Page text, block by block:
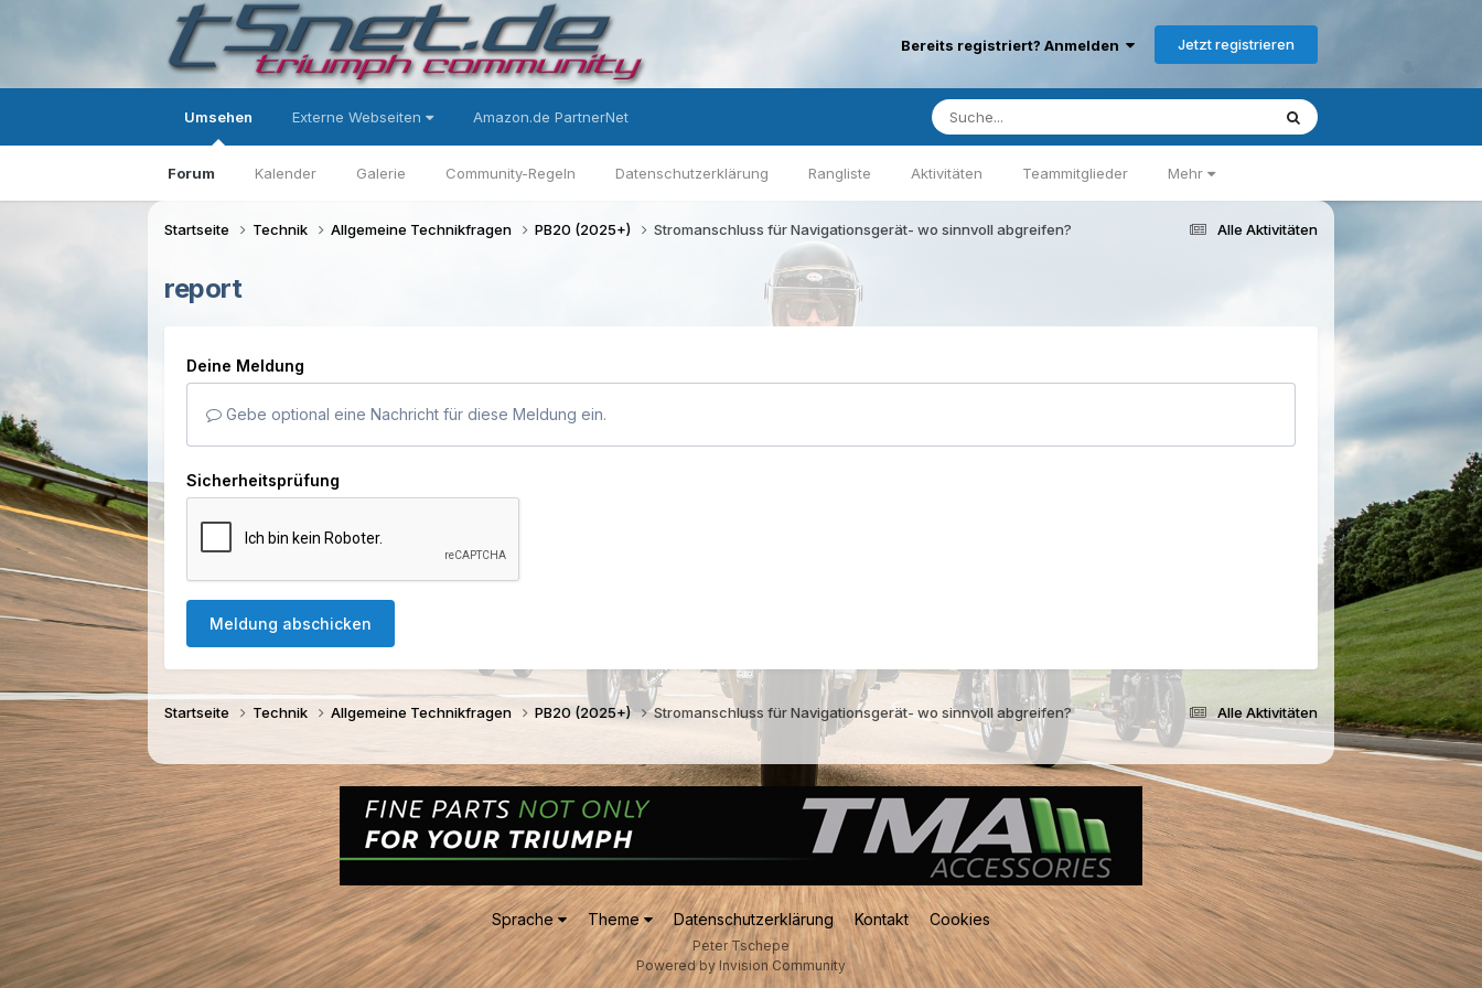
Bereits registriert? Anmelden Jetzt registrieren
Umsehen
Forum Kalender Galerie Community-Regeln Datenschutzerklärung Rangliste Aktivitäten Teammitglieder Mehr
Externe Webseiten Amazon.de PartnerNet
Alle Aktivitäten
Startseite Technik Allgemeine Technikfragen PB20 (2025+) Stromanschluss für Navigationsgerät- wo sinnvoll abgreifen?
report
Deine Meldung
Gebe optional eine Nachricht für diese Meldung ein.
Sicherheitsprüfung
Meldung abschicken
Alle Aktivitäten
Startseite Technik Allgemeine Technikfragen PB20 (2025+) Stromanschluss für Navigationsgerät- wo sinnvoll abgreifen?
Sprache Theme Datenschutzerklärung Kontakt Cookies
Peter Tschepe
Powered by Invision Community